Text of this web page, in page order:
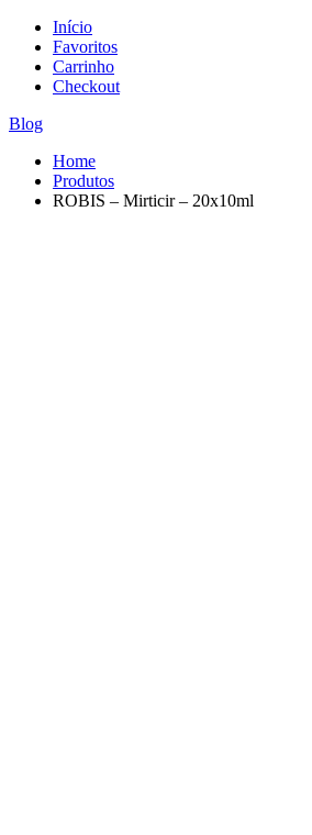
Início
Favoritos
Carrinho
Checkout
Blog
Home
Produtos
ROBIS – Mirticir – 20x10ml